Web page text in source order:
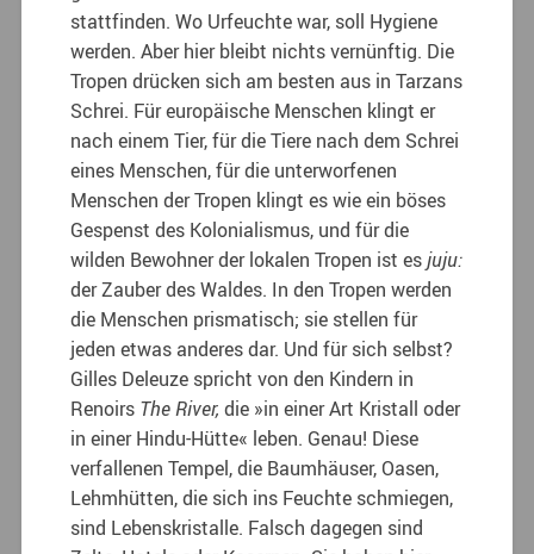
stattfinden. Wo Urfeuchte war, soll Hygiene
werden. Aber hier bleibt nichts vernünftig. Die
Tropen drücken sich am besten aus in Tarzans
Schrei. Für europäische Menschen klingt er
nach einem Tier, für die Tiere nach dem Schrei
eines Menschen, für die unterworfenen
Menschen der Tropen klingt es wie ein böses
Gespenst des Kolonialismus, und für die
wilden Bewohner der lokalen Tropen ist esjuju:
der Zauber des Waldes. In den Tropen werden
die Menschen prismatisch; sie stellen für
jeden etwas anderes dar. Und für sich selbst?
Gilles Deleuze spricht von den Kindern in
Renoirs The River, die »in einer Art Kristall oder
in einer Hindu-Hütte« leben. Genau! Diese
verfallenen Tempel, die Baumhäuser, Oasen,
Lehmhütten, die sich ins Feuchte schmiegen,
sind Lebenskristalle. Falsch dagegen sind